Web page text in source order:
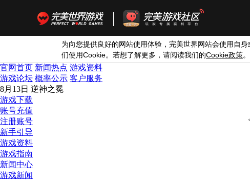
为向您提供良好的网站使用体验，完美世界网站会使用自身
们使用Cookie。若想了解更多，请阅读我们的Cookie政策。
官网首页 新闻热点 游戏资料
游戏论坛 概率公示 客户服务
8月13日 逆神之冕
游戏下载
账号充值
注册账号
新手引导
游戏资料
游戏指南
新闻中心
游戏新闻